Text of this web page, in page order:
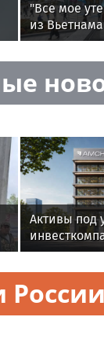
"Все мое
из
ведьме из
вернуть
Активы под
превысили
России